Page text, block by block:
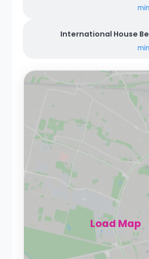
International House
Load Map